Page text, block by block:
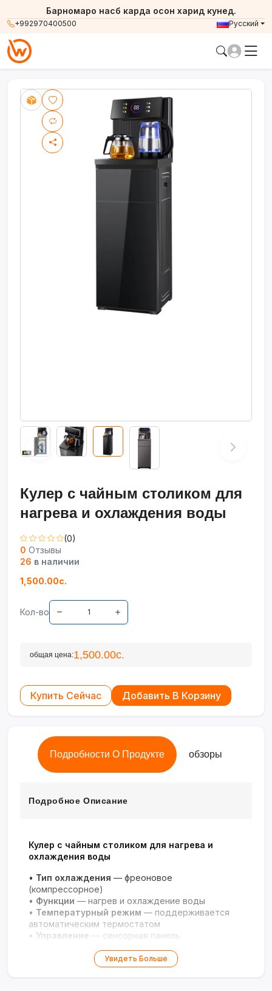
+992970400500
Барномаро насб карда осон харид кунед.
Русский
Кулер с чайным столиком для
нагрева и охлаждения воды
(0)
0 Отзывы
26 в наличии
1,500.00с.
Кол-во
общая цена:1,500.00с.
Купить Сейчас Добавить В Корзину
Подробности О Продукте обзоры
Подробное Описание
Кулер с чайным столиком для нагрева и
охлаждения воды
• Тип охлаждения — фреоновое
(компрессорное)
• Функции — нагрев и охлаждение воды
• Температурный режим — поддерживается
автоматическим термостатом
• Управление — сенсорная панель
Комплектация
— два чайника, чайный столик
Безопасность— защита от перегрева и
Увидеть Больше